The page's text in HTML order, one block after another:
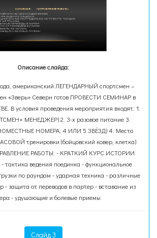
Описание слайда:
американский ЛЕГЕНДАРНЫЙ спортсмен –
«Зверь» Северн готов ПРОВЕСТИ СЕМИНАР в
В условия проведения мероприятия входят: 1.
МЕНЕДЖЕР) 2. 3-х разовое питание 3.
НОМЕРА, 4 ИЛИ 5 ЗВЁЗД) 4. Место
тренировки (бойцовский ковер, клетка)
РАБОТЫ: - КРАТКИЙ КУРС ИСТОРИИ
ведения поединка - функциональное
по раундам - ударная техника - различные
- защита от переводов в партер - вставание из
- удушающие и болевые приемы
Слайд 3